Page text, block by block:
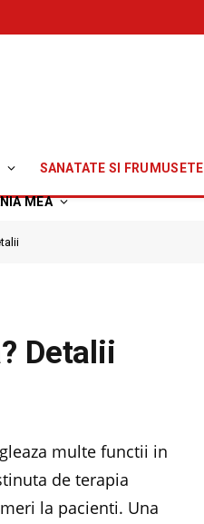
SANATATE SI FRUMUSETE
MEA
Detalii
multe functii in
de terapia
la pacienti. Una